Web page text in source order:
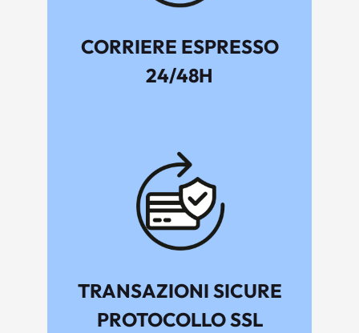
CORRIERE ESPRESSO
24/48H
TRANSAZIONI SICURE
PROTOCOLLO SSL